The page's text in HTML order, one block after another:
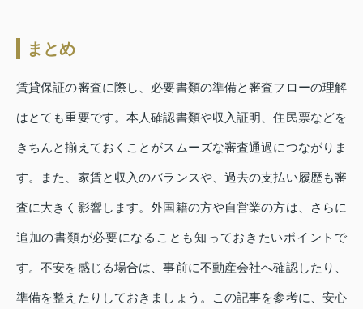
まとめ
賃貸保証の審査に際し、必要書類の準備と審査フローの理解
はとても重要です。本人確認書類や収入証明、住民票などを
きちんと揃えておくことがスムーズな審査通過につながりま
す。また、家賃と収入のバランスや、過去の支払い履歴も審
査に大きく影響します。外国籍の方や自営業の方は、さらに
追加の書類が必要になることも知っておきたいポイントで
す。不安を感じる場合は、事前に不動産会社へ確認したり、
準備を整えたりしておきましょう。この記事を参考に、安心